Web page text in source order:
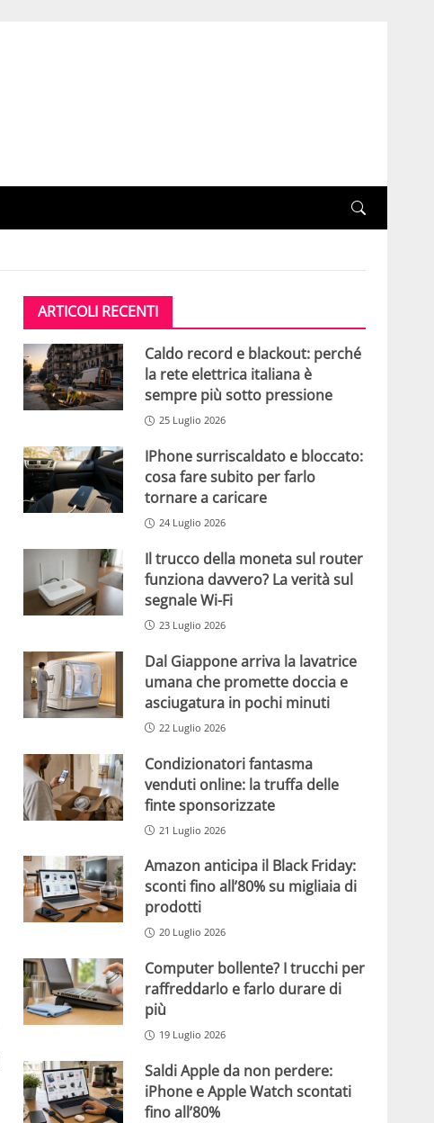
ARTICOLI RECENTI
Caldo record e blackout: perché
la rete elettrica italiana è
sempre più sotto pressione
25 Luglio 2026
IPhone surriscaldato e bloccato:
cosa fare subito per farlo
tornare a caricare
24 Luglio 2026
Il trucco della moneta sul router
funziona davvero? La verità sul
segnale Wi-Fi
23 Luglio 2026
Dal Giappone arriva la lavatrice
umana che promette doccia e
asciugatura in pochi minuti
22 Luglio 2026
Condizionatori fantasma
venduti online: la truffa delle
finte sponsorizzate
21 Luglio 2026
Amazon anticipa il Black Friday:
sconti fino all’80% su migliaia di
prodotti
20 Luglio 2026
Computer bollente? I trucchi per
raffreddarlo e farlo durare di
più
19 Luglio 2026
Saldi Apple da non perdere:
iPhone e Apple Watch scontati
fino all’80%